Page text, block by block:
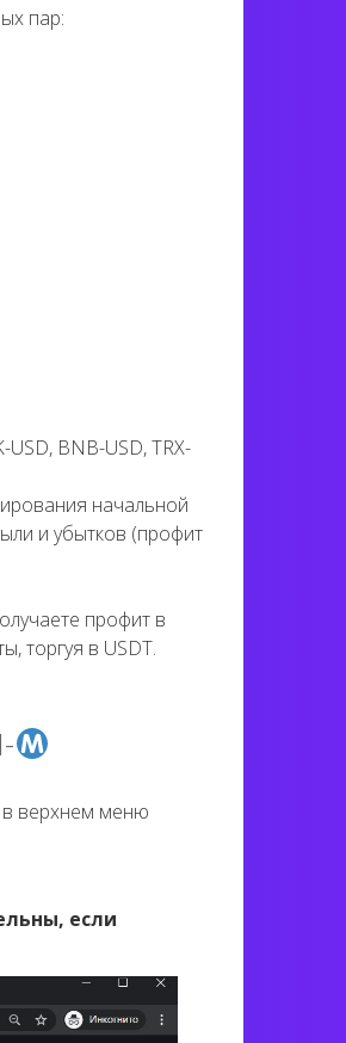
пар:
BNB-USD, TRX-
начальной
и убытков (профит
профит в
торгуя в USDT.
в верхнем меню
если